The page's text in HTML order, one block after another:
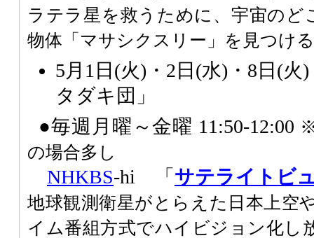
ラテラ星を救うために、宇宙のど
物体「マサシクスリー」を見つけ
5月1日(火)・2日(水)・8日(
タダキ団」
●毎週月曜～金曜 11:50-12:00
の場合多し
NHKBS-hi 「 サテライトビ
地球観測衛星がとらえた日本上空
イム番組方式でハイビジョン化し